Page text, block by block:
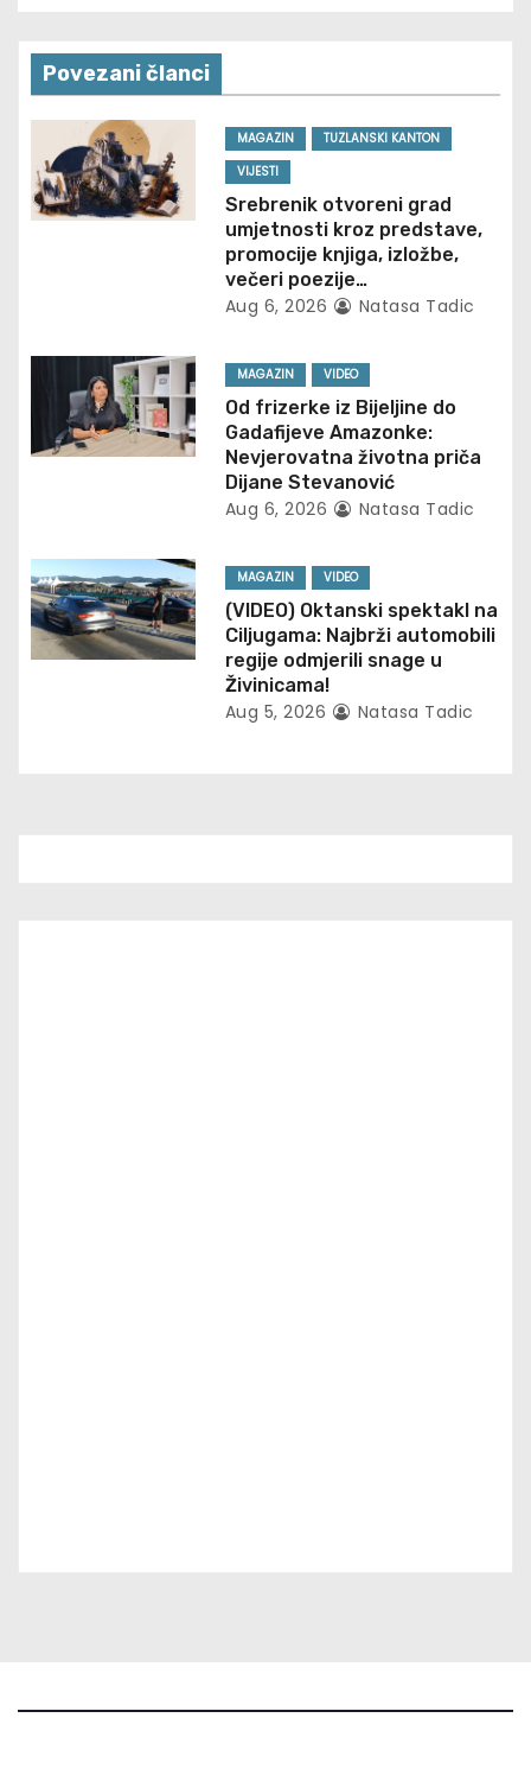
n
a
v
i
t
o
Povezani članci
MAGAZIN
TUZLANSKI KANTON
VIJESTI
Srebrenik otvoreni grad
umjetnosti kroz predstave,
promocije knjiga, izložbe,
večeri poezije…
Aug 6, 2026 Natasa Tadic
MAGAZIN VIDEO
Od frizerke iz Bijeljine do
Gadafijeve Amazonke:
Nevjerovatna životna priča
Dijane Stevanović
Aug 6, 2026 Natasa Tadic
MAGAZIN VIDEO
(VIDEO) Oktanski spektakl na
Ciljugama: Najbrži automobili
regije odmjerili snage u
Živinicama!
Aug 5, 2026 Natasa Tadic